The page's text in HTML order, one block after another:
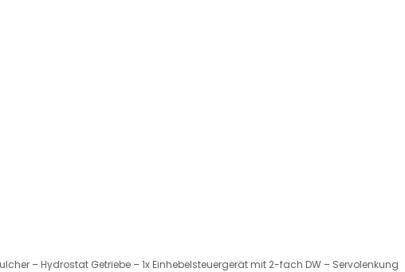
– Hydrostat Getriebe – 1x Einhebelsteuergerät mit 2-fach DW – Servolenkung